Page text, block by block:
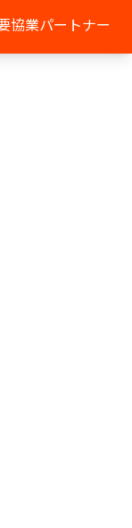
協業パートナー